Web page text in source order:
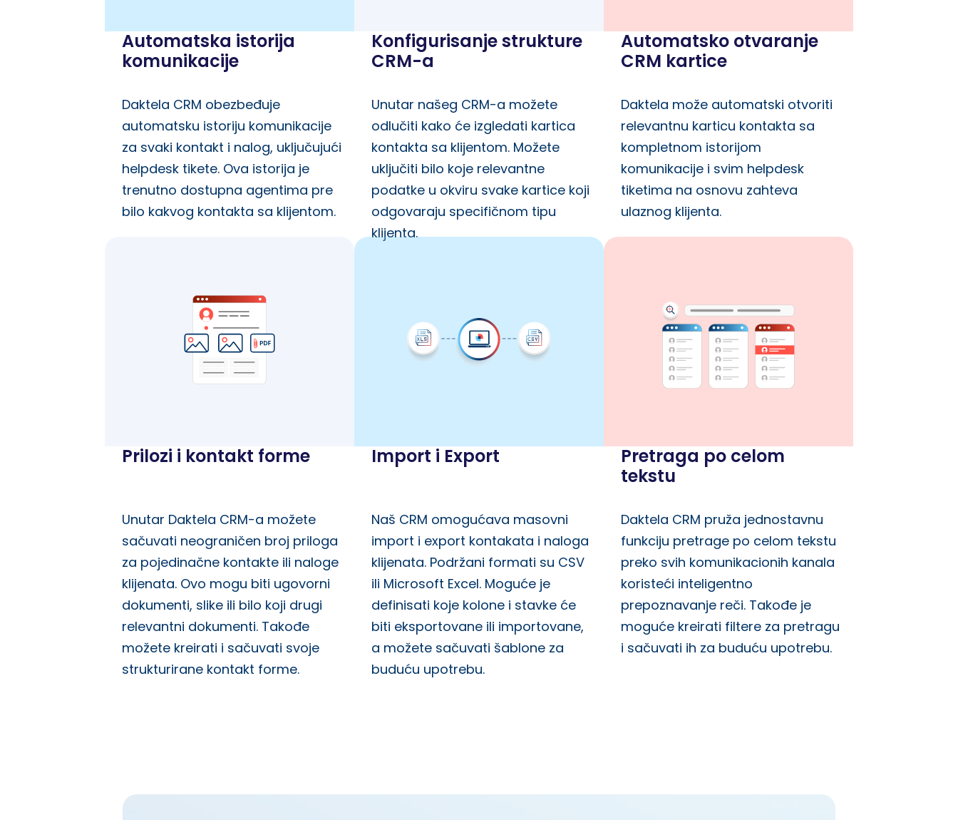
Automatska istorija
komunikacije
Daktela CRM obezbeđuje
automatsku istoriju komunikacije
za svaki kontakt i nalog, uključujući
helpdesk tikete. Ova istorija je
trenutno dostupna agentima pre
bilo kakvog kontakta sa klijentom.
Konfigurisanje strukture
CRM-a
Unutar našeg CRM-a možete
odlučiti kako će izgledati kartica
kontakta sa klijentom. Možete
uključiti bilo koje relevantne
podatke u okviru svake kartice koji
odgovaraju specifičnom tipu
klijenta.
Automatsko otvaranje
CRM kartice
Daktela može automatski otvoriti
relevantnu karticu kontakta sa
kompletnom istorijom
komunikacije i svim helpdesk
tiketima na osnovu zahteva
ulaznog klijenta.
Prilozi i kontakt forme
Unutar Daktela CRM-a možete
sačuvati neograničen broj priloga
za pojedinačne kontakte ili naloge
klijenata. Ovo mogu biti ugovorni
dokumenti, slike ili bilo koji drugi
relevantni dokumenti. Takođe
možete kreirati i sačuvati svoje
strukturirane kontakt forme.
Import i Export
Naš CRM omogućava masovni
import i export kontakata i naloga
klijenata. Podržani formati su CSV
ili Microsoft Excel. Moguće je
definisati koje kolone i stavke će
biti eksportovane ili importovane,
a možete sačuvati šablone za
buduću upotrebu.
Pretraga po celom
tekstu
Daktela CRM pruža jednostavnu
funkciju pretrage po celom tekstu
preko svih komunikacionih kanala
koristeći inteligentno
prepoznavanje reči. Takođe je
moguće kreirati filtere za pretragu
i sačuvati ih za buduću upotrebu.